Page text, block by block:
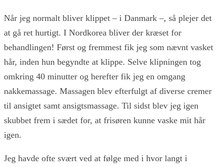
Når jeg normalt bliver klippet – i Danmark –, så plejer det
at gå ret hurtigt. I Nordkorea bliver der kræset for
behandlingen! Først og fremmest fik jeg som nævnt vasket
hår, inden hun begyndte at klippe. Selve klipningen tog
omkring 40 minutter og herefter fik jeg en omgang
nakkemassage. Massagen blev efterfulgt af diverse cremer
til ansigtet samt ansigtsmassage. Til sidst blev jeg igen
skubbet frem i sædet for, at frisøren kunne vaske mit hår
igen.
Jeg havde ofte svært ved at følge med i hvor langt i